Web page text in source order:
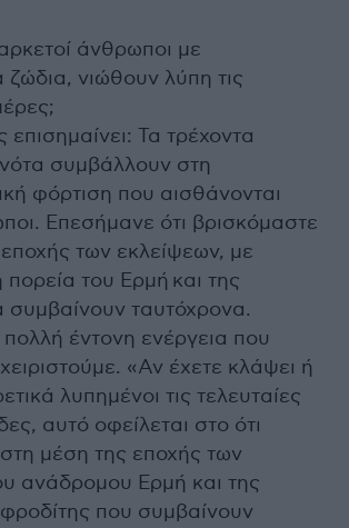
αρκετοί άνθρωποι με
ζώδια, νιώθουν λύπη τις
Τα τρέχοντα
συμβάλλουν στη
φόρτιση που αισθάνονται
Επεσήμανε ότι βρισκόμαστε
των εκλείψεων, με
του Ερμή και της
συμβαίνουν ταυτόχρονα.
πολλή έντονη ενέργεια που
«Αν έχετε κλάψει ή
λυπημένοι τις τελευταίες
αυτό οφείλεται στο ότι
μέση της εποχής των
ανάδρομου Ερμή και της
που συμβαίνουν